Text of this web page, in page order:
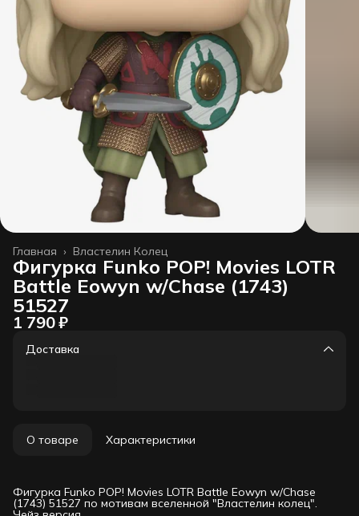
Властелин Колец
Главная ›
Фигурка Funko POP! Movies LOTR
Battle Eowyn w/Chase (1743)
51527
1 790 ₽
Доставка
О товаре Характеристики
Фигурка Funko POP! Movies LOTR Battle Eowyn w/Chase
(1743) 51527 по мотивам вселенной "Властелин колец".